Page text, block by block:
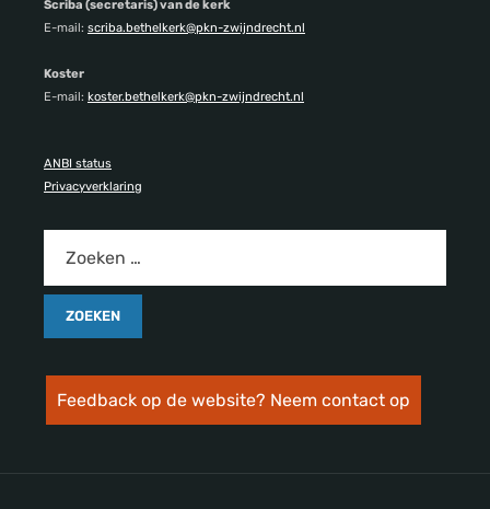
Scriba (secretaris) van de kerk
E-mail: scriba.bethelkerk@pkn-zwijndrecht.nl
Koster
E-mail: koster.bethelkerk@pkn-zwijndrecht.nl
ANBI status
Privacyverklaring
Feedback op de website? Neem contact op